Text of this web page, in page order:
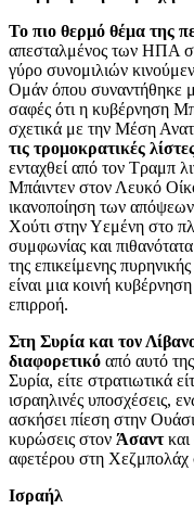
Το πιο θερμό θέμα της
απεσταλμένος των ΗΠΑ
γύρο συνομιλιών
Ομάν όπου συναντήθηκε
σαφές ότι η κυβέρνηση
σχετικά με την Μέση
τις τρομοκρατικές
ενταχθεί από τον Τραμπ
Μπάιντεν στον Λευκό
ικανοποίηση των
Χούτι στην Υεμένη στο
συμφωνίας και
της επικείμενης
είναι μια κοινή
επιρροή.
Στη Συρία και τον
διαφορετικό από αυτό
Συρία, είτε στρατιωτικά
ισραηλινές υποσχέσεις,
ασκήσει πίεση στην
κυρώσεις στον Άσαντ
αφετέρου στη Χεζμπολάχ
Ισραήλ